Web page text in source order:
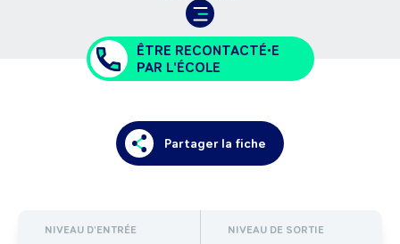
ÊTRE RECONTACTÉ•E
PAR L'ÉCOLE
Partager la fiche
NIVEAU D'ENTRÉE NIVEAU DE SORTIE